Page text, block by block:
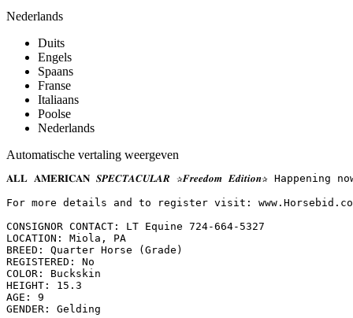
Nederlands
Duits
Engels
Spaans
Franse
Italiaans
Poolse
Nederlands
Automatische vertaling weergeven
𝐀𝐋𝐋 𝐀𝐌𝐄𝐑𝐈𝐂𝐀𝐍 𝑺𝑷𝑬𝑪𝑻𝑨𝑪𝑼𝑳𝑨𝑹 ✰𝑭𝒓𝒆𝒆𝒅𝒐𝒎 𝑬𝒅𝒊𝒕𝒊𝒐𝒏✰
For more details and to register visit:
CONSIGNOR CONTACT: LT Equine 724-664-5327
LOCATION: Miola, PA
BREED: Quarter Horse (Grade)
REGISTERED: No
COLOR: Buckskin
HEIGHT: 15.3
AGE: 9
GENDER: Gelding